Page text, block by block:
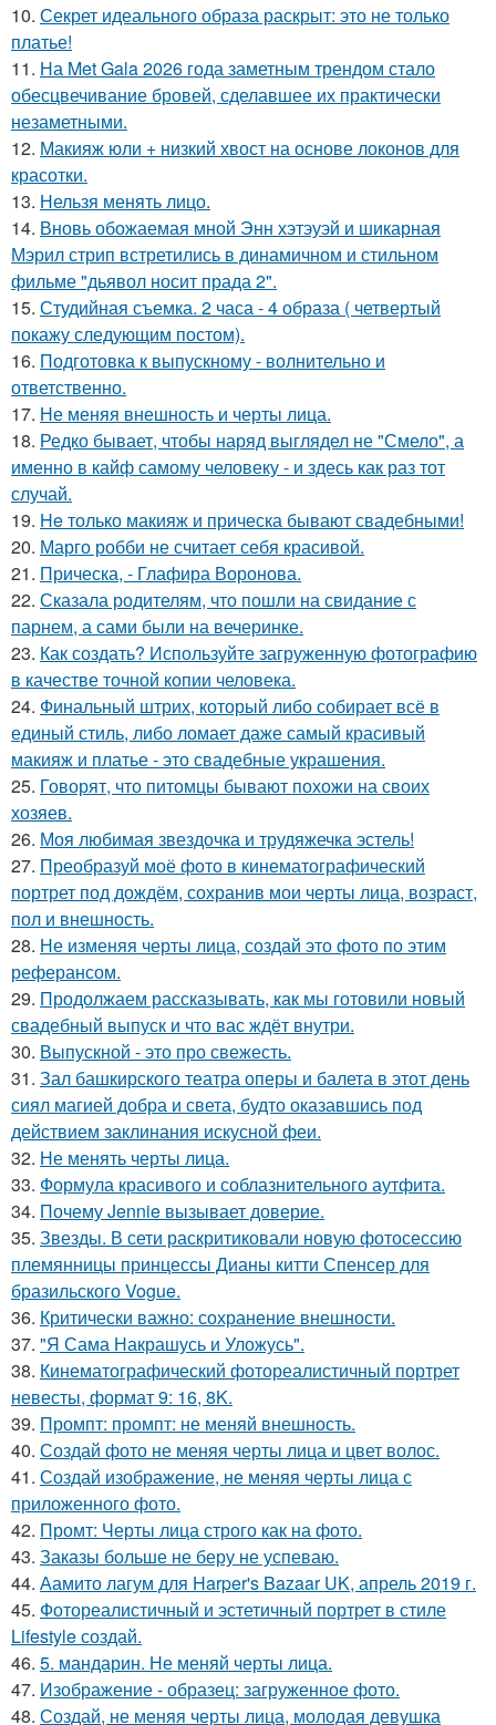
10. Секрет идеального образа раскрыт: это не только
платье!
11. На Met Gala 2026 года заметным трендом стало
обесцвечивание бровей, сделавшее их практически
незаметными.
12. Макияж юли + низкий хвост на основе локонов для
красотки.
13. Нельзя менять лицо.
14. Вновь обожаемая мной Энн хэтэуэй и шикарная
Мэрил стрип встретились в динамичном и стильном
фильме "дьявол носит прада 2".
15. Студийная съемка. 2 часа - 4 образа ( четвертый
покажу следующим постом).
16. Подготовка к выпускному - волнительно и
ответственно.
17. Не меняя внешность и черты лица.
18. Редко бывает, чтобы наряд выглядел не "Смело", а
именно в кайф самому человеку - и здесь как раз тот
случай.
19. He только макияж и прическа бывают свадебными!
20. Марго робби не считает себя красивой.
21. Прическа, - Глафира Воронова.
22. Сказала родителям, что пошли на свидание с
парнем, а сами были на вечеринке.
23. Как создать? Используйте загруженную фотографию
в качестве точной копии человека.
24. Финальный штрих, который либо собирает всё в
единый стиль, либо ломает даже самый красивый
макияж и платье - это свадебные украшения.
25. Говорят, что питомцы бывают похожи на своих
хозяев.
26. Моя любимая звездочка и трудяжечка эстель!
27. Преобразуй моё фото в кинематографический
портрет под дождём, сохранив мои черты лица, возраст,
пол и внешность.
28. Не изменяя черты лица, создай это фото по этим
реферансом.
29. Продолжаем рассказывать, как мы готовили новый
свадебный выпуск и что вас ждёт внутри.
30. Выпускной - это про свежесть.
31. Зал башкирского театра оперы и балета в этот день
сиял магией добра и света, будто оказавшись под
действием заклинания искусной феи.
32. Не менять черты лица.
33. Формула красивого и соблазнительного аутфита.
34. Почему Jennie вызывает доверие.
35. Звезды. В сети раскритиковали новую фотосессию
племянницы принцессы Дианы китти Спенсер для
бразильского Vogue.
36. Критически важно: сохранение внешности.
37. "Я Сама Накрашусь и Уложусь".
38. Кинематографический фотореалистичный портрет
невесты, формат 9: 16, 8K.
39. Промпт: промпт: не меняй внешность.
40. Создай фото не меняя черты лица и цвет волос.
41. Создай изображение, не меняя черты лица с
приложенного фото.
42. Промт: Черты лица строго как на фото.
43. Заказы больше не беру не успеваю.
44. Аамито лагум для Harper's Bazaar UK, апрель 2019 г.
45. Фотореалистичный и эстетичный портрет в стиле
Lifestyle создай.
46. 5. мандарин. Не меняй черты лица.
47. Изображение - образец: загруженное фото.
48. Создай, не меняя черты лица, молодая девушка